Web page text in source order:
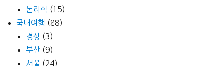
논리학 (15)
국내여행 (88)
경상 (3)
부산 (9)
서울 (24)